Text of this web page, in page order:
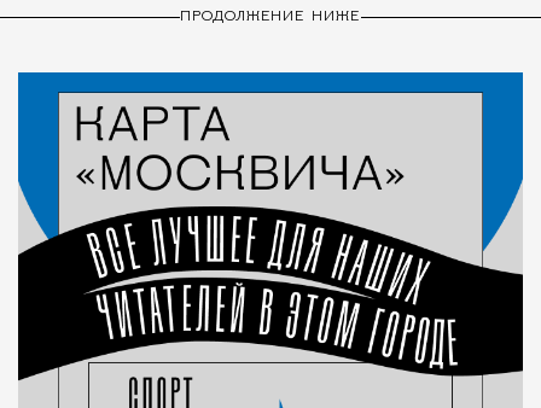
ПРОДОЛЖЕНИЕ НИЖЕ